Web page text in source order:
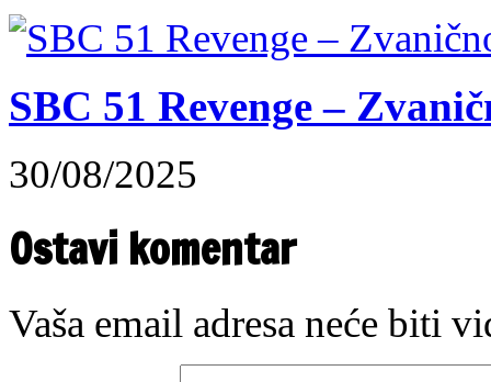
SBC 51 Revenge –
30/08/2025
Ostavi komentar
Vaša email adresa neće biti